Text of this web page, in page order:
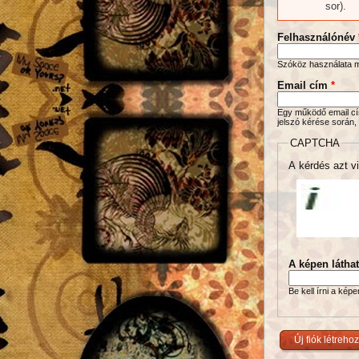
sor).
Felhasználónév
Szóköz használata
Email cím *
Egy működő email
jelszó kérése során,
CAPTCHA
A kérdés azt
A képen
Be kell írni a